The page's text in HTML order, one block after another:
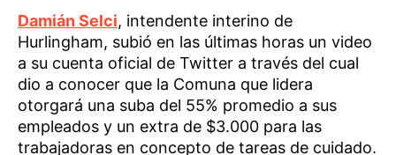
Damián Selci, intendente interino de
Hurlingham, subió en las últimas horas un video
a su cuenta oficial de Twitter a través del cual
dio a conocer que la Comuna que lidera
otorgará una suba del 55% promedio a sus
empleados y un extra de $3.000 para las
trabajadoras en concepto de tareas de cuidado.